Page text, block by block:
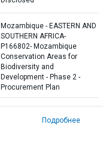
Mozambique - EASTERN AND
SOUTHERN AFRICA-
P166802- Mozambique
Conservation Areas for
Biodiversity and
Development - Phase 2 -
Procurement Plan
Подробнее